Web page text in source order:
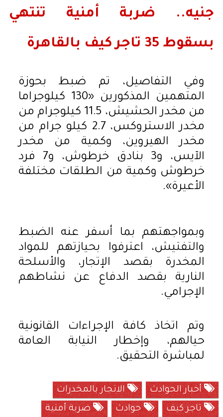
جنيه.. ضربة أمنية تنتهي
بسقوط 35 تاجر كيف بالقاهرة
وفي التفاصيل، تم ضبط بحوزة
المتهمين المذكورين «130 كيلوجراما
من مخدر الحشيش، 11.5 كيلوجرام من
مخدر الاستروكس، 2.7 كيلو جرام من
مخدر الهيروين، وكمية من مخدر
الآيس، و3 بنادق خرطوش، و7 فرد
خرطوش وكمية من الطلقات مختلفة
الأعيرة».
وبمواجهتهم بما أسفر عنه الضبط
والتفتيش، اعترفوا بحيازتهم للمواد
المخدرة بقصد الإتجار، والأسلحة
النارية بقصد الدفاع عن نشاطهم
الإجرامي.
وتم اتخاذ كافة الإجراءات القانونية
حيالهم، وإخطار النيابة العامة
لمباشرة التحقيق.
أخبار الحوادث
الاتجار بالمخدرات
تاجر كيف
حوادث
ضربة أمنية